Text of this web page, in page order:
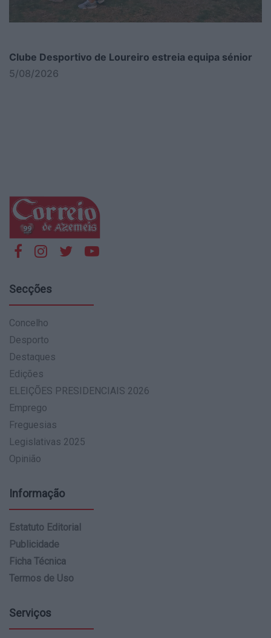
Clube Desportivo de Loureiro estreia equipa sénior
5/08/2026
Secções
Concelho
Desporto
Destaques
Edições
ELEIÇÕES PRESIDENCIAIS 2026
Emprego
Freguesias
Legislativas 2025
Opinião
Informação
Estatuto Editorial
Publicidade
Ficha Técnica
Termos de Uso
Serviços